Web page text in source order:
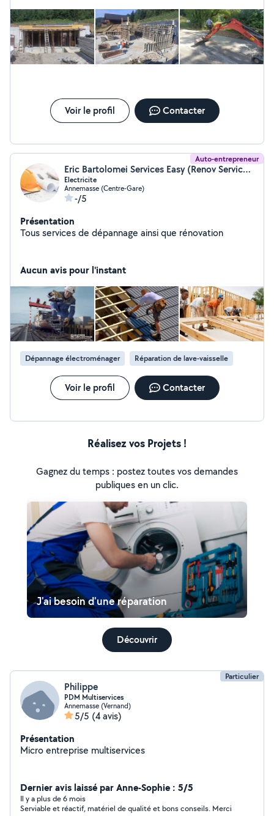
Voir le profil Contacter
Auto-entrepreneur
Eric Bartolomei Services Easy (Renov Services)
Electricite
Annemasse (Centre-Gare)
-/5
Présentation
Tous services de dépannage ainsi que rénovation
Aucun avis pour l'instant
Dépannage électroménager Réparation de lave-vaisselle
Voir le profil Contacter
Réalisez vos Projets !
Gagnez du temps : postez toutes vos demandes
publiques en un clic.
J'ai besoin d'une réparation
Découvrir
Particulier
Philippe
PDM Multiservices
Annemasse (Vernand)
5/5 (4 avis)
Présentation
Micro entreprise multiservices
Dernier avis laissé par Anne-Sophie : 5/5
Il y a plus de 6 mois
Serviable et réactif, matériel de qualité et bons conseils. Merci